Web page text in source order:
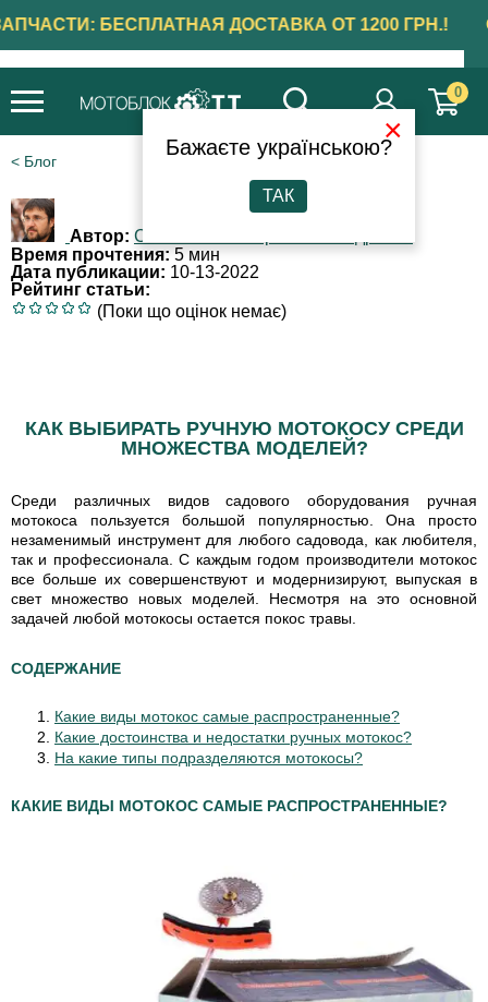
ОСТАВЬ ОТЗЫВ О ТОВАРЕ — ПОЛУЧИ СКИДКУ НА
0
Блог
Автор: Степаненко Игорь Александрович
Время прочтения:5 мин
Дата публикации: 10-13-2022
Рейтинг статьи:
(Поки що оцінок немає)
КАК ВЫБИРАТЬ РУЧНУЮ МОТОКОСУ СРЕДИ
МНОЖЕСТВА МОДЕЛЕЙ?
Среди различных видов садового оборудования ручная
мотокоса пользуется большой популярностью. Она просто
незаменимый инструмент для любого садовода, как любителя,
так и профессионала. С каждым годом производители мотокос
все больше их совершенствуют и модернизируют, выпуская в
свет множество новых моделей. Несмотря на это основной
задачей любой мотокосы остается покос травы.
СОДЕРЖАНИЕ
Какие виды мотокос самые распространенные?
Какие достоинства и недостатки ручных мотокос?
На какие типы подразделяются мотокосы?
КАКИЕ ВИДЫ МОТОКОС САМЫЕ РАСПРОСТРАНЕННЫЕ?
×
Бажаєте українською?
ТАК